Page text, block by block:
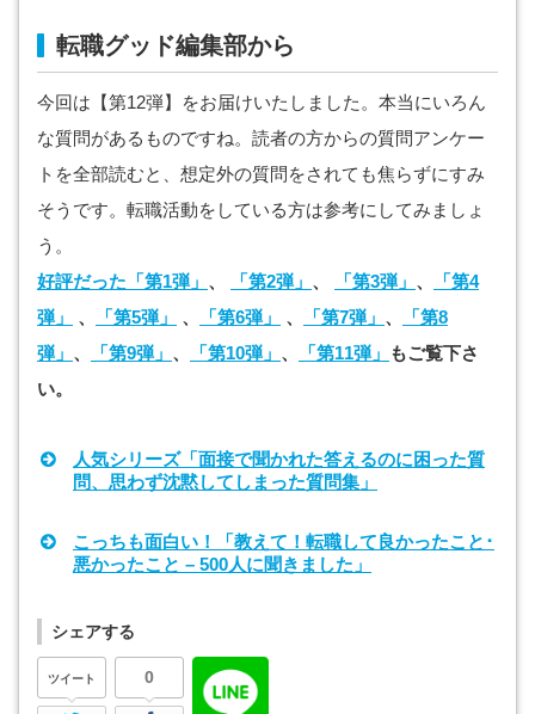
転職グッド編集部から
今回は【第12弾】をお届けいたしました。本当にいろん
な質問があるものですね。読者の方からの質問アンケー
トを全部読むと、想定外の質問をされても焦らずにすみ
そうです。転職活動をしている方は参考にしてみましょ
う。
好評だった「第1弾」 、 「第2弾」 、 「第3弾」 、
「第4
弾」
、 「第5弾」 、 「第6弾」 、 「第7弾」 、
「第8
弾」 、 「第9弾」 、 「第10弾」 、 「第11弾」 もご覧下さ
い。
人気シリーズ「面接で聞かれた答えるのに困った質
問、思わず沈黙してしまった質問集」
こっちも面白い！「教えて！転職して良かったこと･
悪かったこと – 500人に聞きました」
シェアする
ツイート 0